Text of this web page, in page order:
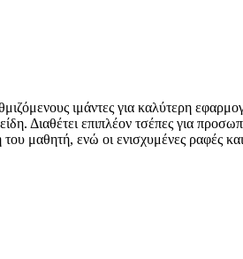
ιμάντες για καλύτερη
Διαθέτει επιπλέον τσέπες για
του μαθητή, ενώ οι ενισχυμένες ραφές